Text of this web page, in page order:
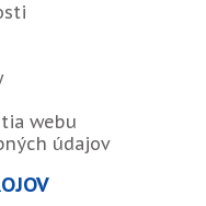
webu
údajov